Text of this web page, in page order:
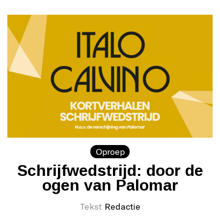
Oproep
Schrijfwedstrijd: door de
ogen van Palomar
Tekst Redactie